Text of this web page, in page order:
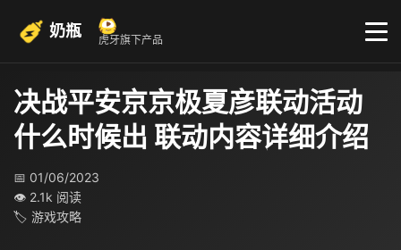
奶瓶 虎牙旗下产品
决战平安京京极夏彦联动活动
什么时候出​ 联动内容详细介绍​
📅 01/06/2023
👁 2.1k 阅读
🏷 游戏攻略